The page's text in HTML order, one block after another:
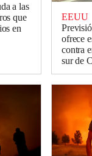
a las
que
en
EEUU
ofrece
contra
sur de